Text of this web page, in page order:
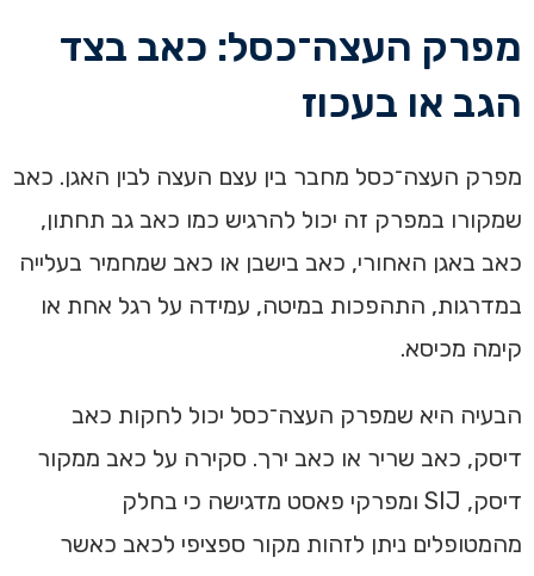
מפרק העצה־כסל: כאב בצד
הגב או בעכוז
מפרק העצה־כסל מחבר בין עצם העצה לבין האגן. כאב
שמקורו במפרק זה יכול להרגיש כמו כאב גב תחתון,
כאב באגן האחורי, כאב בישבן או כאב שמחמיר בעלייה
במדרגות, התהפכות במיטה, עמידה על רגל אחת או
קימה מכיסא.
הבעיה היא שמפרק העצה־כסל יכול לחקות כאב
דיסק, כאב שריר או כאב ירך. סקירה על כאב ממקור
דיסק, SIJ ומפרקי פאסט מדגישה כי בחלק
מהמטופלים ניתן לזהות מקור ספציפי לכאב כאשר